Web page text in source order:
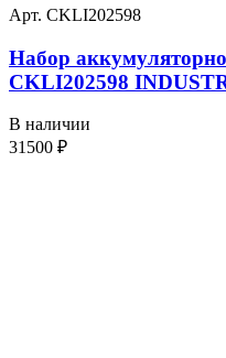
Арт. CKLI202598
Набор
CKLI202598
В наличии
31500 ₽